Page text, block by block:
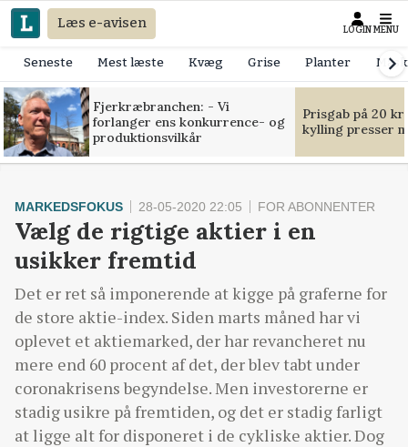
Læs e-avisen LOGIN MENU
Seneste Mest læste Kvæg Grise Planter
Fjerkræbranchen: - Vi
forlanger ens konkurrence- og
produktionsvilkår
Prisgab på 20
kylling presser
MARKEDSFOKUS 28-05-2020 22:05 FOR ABONNENTER
Vælg de rigtige aktier i en
usikker fremtid
Det er ret så imponerende at kigge på graferne for
de store aktie-index. Siden marts måned har vi
oplevet et aktiemarked, der har revancheret nu
mere end 60 procent af det, der blev tabt under
coronakrisens begyndelse. Men investorerne er
stadig usikre på fremtiden, og det er stadig farligt
at ligge alt for disponeret i de cykliske aktier. Dog